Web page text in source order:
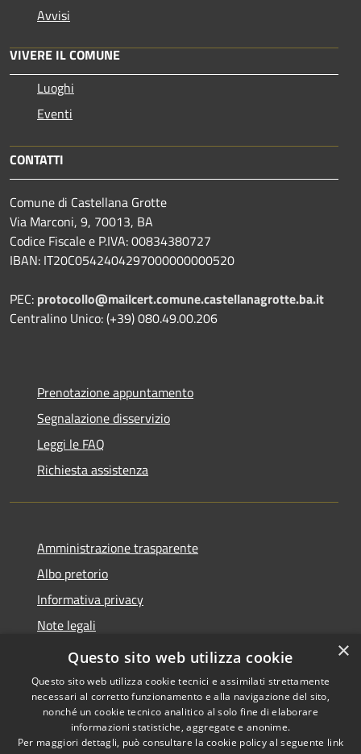
Avvisi
VIVERE IL COMUNE
Luoghi
Eventi
CONTATTI
Comune di Castellana Grotte
Via Marconi, 9, 70013, BA
Codice Fiscale e P.IVA: 00834380727
IBAN: IT20C0542404297000000000520
PEC: protocollo@mailcert.comune.castellanagrotte.ba.it
Centralino Unico: (+39) 080.49.00.206
Prenotazione appuntamento
Segnalazione disservizio
Leggi le FAQ
Richiesta assistenza
Amministrazione trasparente
Albo pretorio
Informativa privacy
Note legali
Dichiarazione di accessibilità
Copyright © 2026 • Comune di
×
Questo sito web utilizza cookie
Questo sito web utilizza cookie tecnici e assimilati strettamente
necessari al corretto funzionamento e alla navigazione del sito,
nonché un cookie tecnico analitico al solo fine di elaborare
informazioni statistiche, aggregate e anonime.
Per maggiori dettagli, può consultare la cookie policy al seguente link